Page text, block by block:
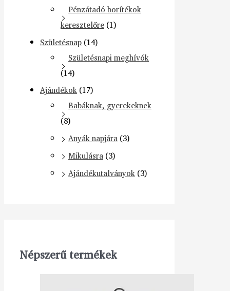
Pénzátadó borítékok
keresztelőre (1)
Születésnap (14)
Születésnapi meghívók
(14)
Ajándékok (17)
Babáknak, gyerekeknek
(8)
Anyák napjára (3)
Mikulásra (3)
Ajándékutalványok (3)
Népszerű termékek